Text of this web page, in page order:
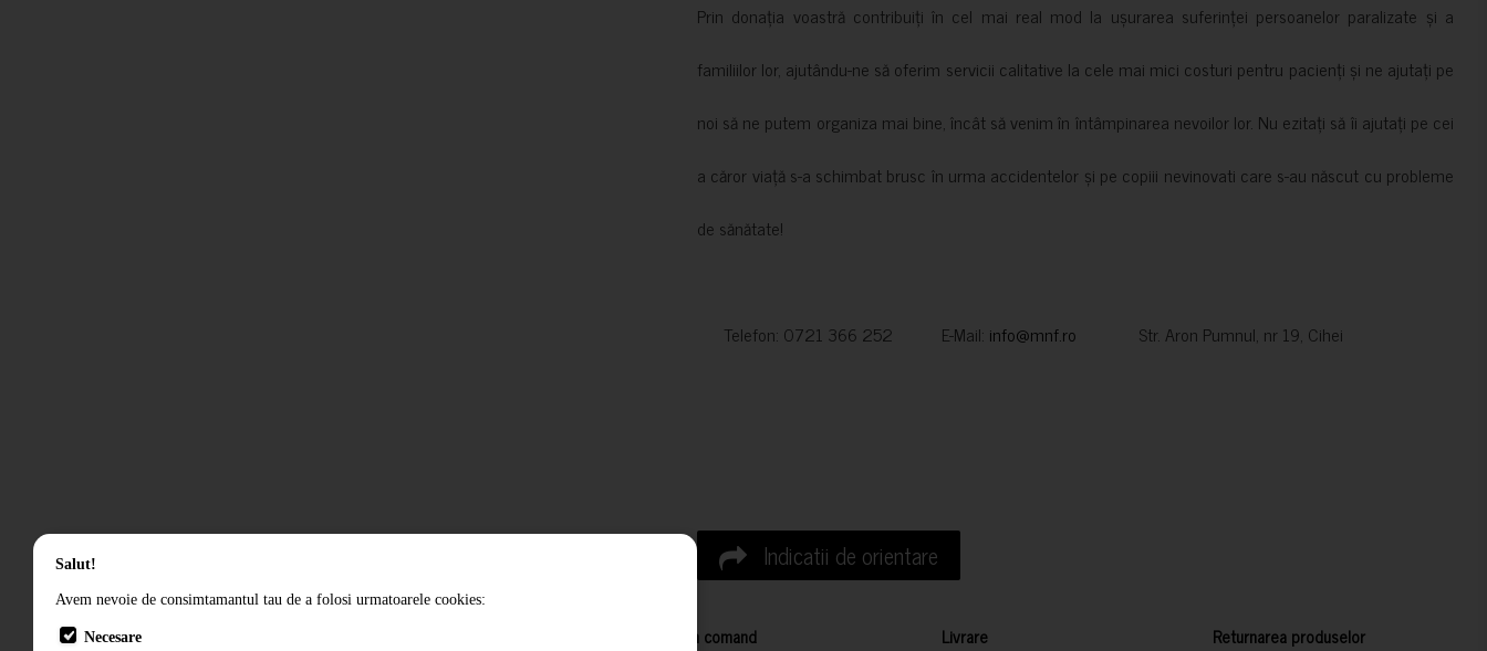
Prin donația voastră contribuiți în cel mai real mod la ușurarea suferinței persoanelor paralizate și a
familiilor lor, ajutându-ne să oferim servicii calitative la cele mai mici costuri pentru pacienți și ne ajutați pe
noi să ne putem organiza mai bine, încât să venim în întâmpinarea nevoilor lor. Nu ezitați să îi ajutați pe cei
a căror viață s-a schimbat brusc în urma accidentelor și pe copiii nevinovati care s-au născut cu probleme
de sănătate!
Telefon: 0721 366 252 E-Mail: info@mnf.ro Str. Aron Pumnul, nr 19, Cihei
Indicatii de orientare
Cum comand Livrare Returnarea produselor
Salut!
Avem nevoie de consimtamantul tau de a folosi urmatoarele cookies:
Necesare